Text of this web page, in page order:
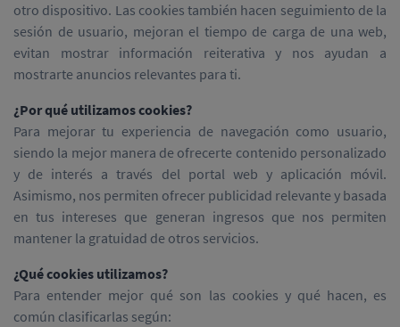
otro dispositivo. Las cookies también hacen seguimiento de la
sesión de usuario, mejoran el tiempo de carga de una web,
evitan mostrar información reiterativa y nos ayudan a
mostrarte anuncios relevantes para ti.
¿Por qué utilizamos cookies?
Para mejorar tu experiencia de navegación como usuario,
siendo la mejor manera de ofrecerte contenido personalizado
y de interés a través del portal web y aplicación móvil.
Asimismo, nos permiten ofrecer publicidad relevante y basada
en tus intereses que generan ingresos que nos permiten
mantener la gratuidad de otros servicios.
¿Qué cookies utilizamos?
Para entender mejor qué son las cookies y qué hacen, es
común clasificarlas según: